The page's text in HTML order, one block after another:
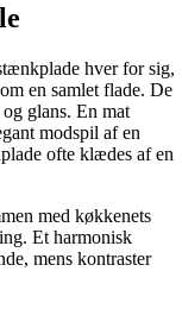
hver for sig,
en samlet flade. De
glans. En mat
modspil af en
ofte klædes af en
med køkkenets
Et harmonisk
mens kontraster